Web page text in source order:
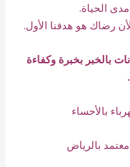
الحياة.
رضاك هو هدفنا الأول.
بالخبر بخبرة وكفاءة
بالأحساء
بالرياض